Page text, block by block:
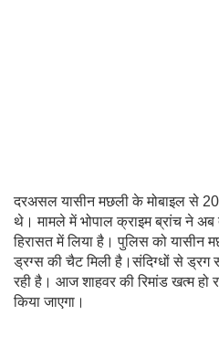
दरअसल यासीन मछली के मोबाइल से 20
थे। मामले में भोपाल क्राइम ब्रांच ने
हिरासत में लिया है। पुलिस को यासीन
ड्रग्स की चैट मिली है।संदिग्धों से
रही है। आज शाहवर की रिमांड खत्म हो
किया जाएगा।